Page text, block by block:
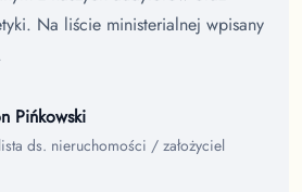
Na liście ministerialnej wpisany
Pińkowski
ds. nieruchomości / założyciel